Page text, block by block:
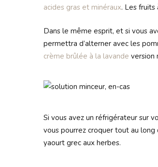
acides gras et minéraux. Les fruits
Dans le même esprit, et si vous
permettra d’alterner avec les
crème brûlée à la lavande version
Si vous avez un réfrigérateur sur
vous pourrez croquer tout au
yaourt grec aux herbes.